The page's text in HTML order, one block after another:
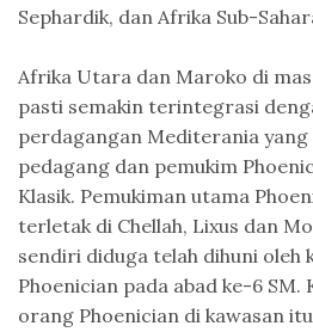
Sephardik, dan Afrika Sub-
Afrika Utara dan Maroko di
pasti semakin terintegrasi
perdagangan Mediterania yang
pedagang dan pemukim
Klasik. Pemukiman utama
terletak di Chellah, Lixus dan
sendiri diduga telah dihuni oleh
Phoenician pada abad ke-6
orang Phoenician di kawasan